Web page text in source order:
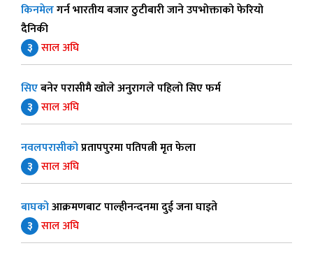
किनमेलगर्न भारतीय बजार ठुटीबारी जाने उपभोक्ताको फेरियो
दैनिकी
३ साल अघि
सिएबनेर परासीमै खोले अनुरागले पहिलो सिए फर्म
३ साल अघि
नवलपरासीकोप्रतापपुरमा पतिपत्नी मृत फेला
३ साल अघि
बाघकोआक्रमणबाट पाल्हीनन्दनमा दुई जना घाइते
३ साल अघि